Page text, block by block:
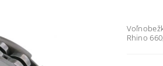
Rhino